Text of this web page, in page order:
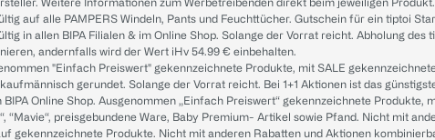
auf alle PAMPERS Windeln, Pants und Feuchttücher. Gutschein für ein tiptoi
in allen BIPA Filialen & im Online Shop. Solange der Vorrat reicht. Abholung
andernfalls wird der Wert iHv 54.99 € einbehalten.
"Einfach Preiswert" gekennzeichnete Produkte, mit SALE
gerundet. Solange der Vorrat reicht. Bei 1+1 Aktionen ist das
BIPA Online Shop. Ausgenommen „Einfach Preiswert“ gekennzeichnete
“Mavie“, preisgebundene Ware, Baby Premium- Artikel sowie Pfand. Nicht mit
gekennzeichnete Produkte. Nicht mit anderen Rabatten und Aktionen